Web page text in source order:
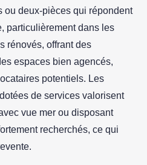
ou deux-pièces qui répondent
particulièrement dans les
rénovés, offrant des
espaces bien agencés,
potentiels. Les
de services valorisent
vue mer ou disposant
recherchés, ce qui